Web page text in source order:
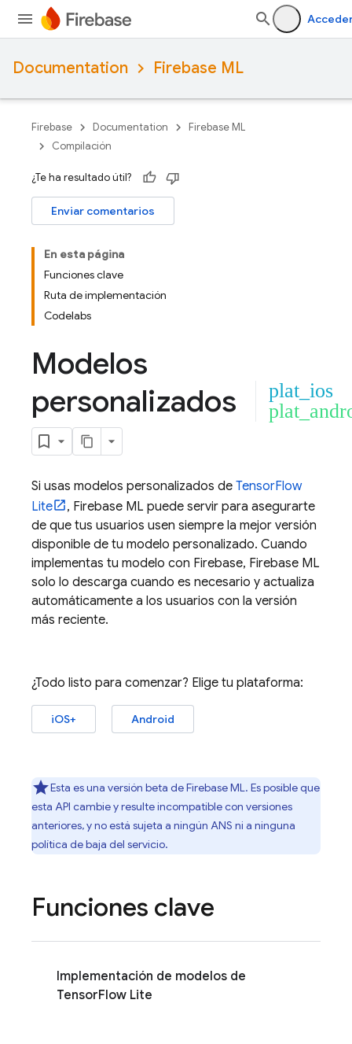
Documentation Firebase ML
Firebase Documentation
Firebase ML
Compilación
¿Te ha resultado útil?
Enviar comentarios
En esta página
Funciones clave
Ruta de implementación
Codelabs
Modelos
personalizados
plat_ios
Si usas modelos personalizados de TensorFlow
Lite
, Firebase ML puede servir para asegurarte
de que tus usuarios usen siempre la mejor versión
disponible de tu modelo personalizado. Cuando
implementas tu modelo con Firebase, Firebase ML
solo lo descarga cuando es necesario y actualiza
automáticamente a los usuarios con la versión
más reciente.
¿Todo listo para comenzar? Elige tu plataforma:
iOS+ Android
Esta es una versión beta deFirebase ML. Es posible que
esta API cambie y resulte incompatible con versiones
anteriores, y no está sujeta a ningún ANS ni a ninguna
política de baja del servicio.
Funciones clave
Implementación de modelos de
TensorFlow Lite